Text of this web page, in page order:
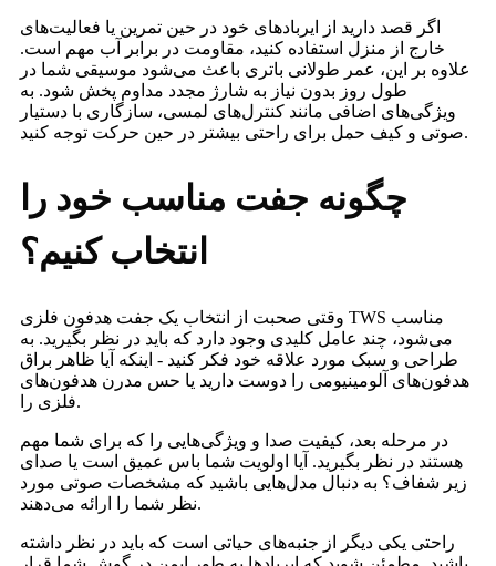
اگر قصد دارید از ایربادهای خود در حین تمرین یا فعالیت‌های
خارج از منزل استفاده کنید، مقاومت در برابر آب مهم است.
علاوه بر این، عمر طولانی باتری باعث می‌شود موسیقی شما در
طول روز بدون نیاز به شارژ مجدد مداوم پخش شود. به
ویژگی‌های اضافی مانند کنترل‌های لمسی، سازگاری با دستیار
صوتی و کیف حمل برای راحتی بیشتر در حین حرکت توجه کنید.
چگونه جفت مناسب خود را
انتخاب کنیم؟
وقتی صحبت از انتخاب یک جفت هدفون فلزی TWS مناسب
می‌شود، چند عامل کلیدی وجود دارد که باید در نظر بگیرید. به
طراحی و سبک مورد علاقه خود فکر کنید - اینکه آیا ظاهر براق
هدفون‌های آلومینیومی را دوست دارید یا حس مدرن هدفون‌های
فلزی را.
در مرحله بعد، کیفیت صدا و ویژگی‌هایی را که برای شما مهم
هستند در نظر بگیرید. آیا اولویت شما باس عمیق است یا صدای
زیر شفاف؟ به دنبال مدل‌هایی باشید که مشخصات صوتی مورد
نظر شما را ارائه می‌دهند.
راحتی یکی دیگر از جنبه‌های حیاتی است که باید در نظر داشته